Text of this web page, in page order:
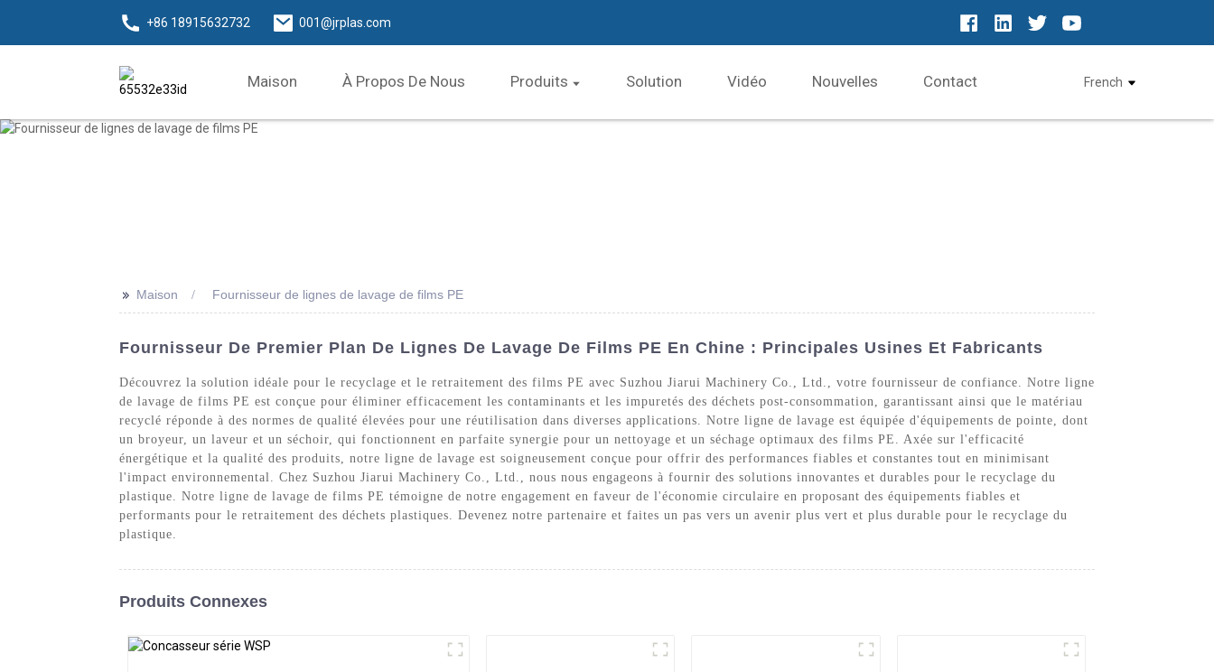
+86 18915632732 001@jrplas.com
Maison À Propos De Nous Produits Solution Vidéo Nouvelles Contact French
>> Maison Fournisseur de lignes de lavage de films PE
Fournisseur De Premier Plan De Lignes De Lavage De Films PE En Chine : Principales Usines Et Fabricants
Découvrez la solution idéale pour le recyclage et le retraitement des films PE avec Suzhou Jiarui Machinery Co., Ltd., votre fournisseur de confiance. Notre ligne
de lavage de films PE est conçue pour éliminer efficacement les contaminants et les impuretés des déchets post-consommation, garantissant ainsi que le matériau
recyclé réponde à des normes de qualité élevées pour une réutilisation dans diverses applications. Notre ligne de lavage est équipée d'équipements de pointe, dont
un broyeur, un laveur et un séchoir, qui fonctionnent en parfaite synergie pour un nettoyage et un séchage optimaux des films PE. Axée sur l'efficacité
énergétique et la qualité des produits, notre ligne de lavage est soigneusement conçue pour offrir des performances fiables et constantes tout en minimisant
l'impact environnemental. Chez Suzhou Jiarui Machinery Co., Ltd., nous nous engageons à fournir des solutions innovantes et durables pour le recyclage du
plastique. Notre ligne de lavage de films PE témoigne de notre engagement en faveur de l'économie circulaire en proposant des équipements fiables et
performants pour le retraitement des déchets plastiques. Devenez notre partenaire et faites un pas vers un avenir plus vert et plus durable pour le recyclage du
plastique.
Produits Connexes